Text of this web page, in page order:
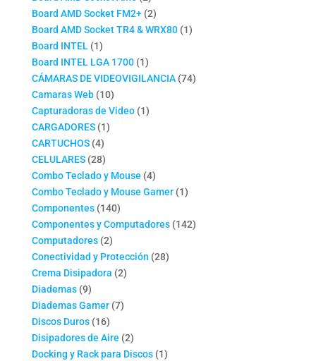
productos
Board AMD Socket FM2+ 22
productos
Board AMD Socket TR4 & WRX80 11
Board INTEL 11
producto
Board INTEL LGA 1700 11
producto
CÁMARAS DE VIDEOVIGILANCIA 7474
Camaras Web 1010
productos
Capturadoras de Video 11
CARGADORES 11
CARTUCHOS 44
productos
CELULARES 2828
productos
Combo Teclado y Mouse 44
productos
Combo Teclado y Mouse Gamer 11
Componentes 140140
productos
Componentes y Computadores 142142
Computadores 22
productos
Conectividad y Protección 2828
Crema Disipadora 22
Diademas 99
productos
Diademas Gamer 77
Discos Duros 1616
productos
Disipadores de Aire 22
productos
Docking y Rack para Discos 11